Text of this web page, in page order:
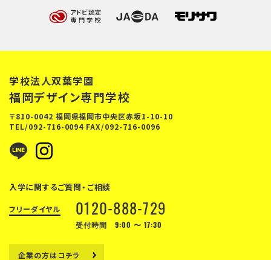
学校法人双葉学園
福岡デザイン専門学校
〒810-0042 福岡県福岡市中央区赤坂1-10-10
TEL/092-716-0094 FAX/092-716-0096
入学に関するご質問・ご相談
フリーダイヤル 0120-888-729
受付時間 9:00 〜 17:30
企業の方はコチラ